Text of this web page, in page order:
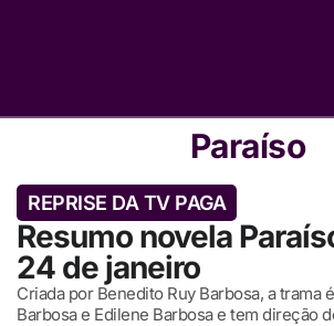
Paraíso
REPRISE DA TV PAGA
Resumo novela
24 de janeiro
Criada por Benedito Ruy Barbosa, a trama
Barbosa e Edilene Barbosa e tem direção